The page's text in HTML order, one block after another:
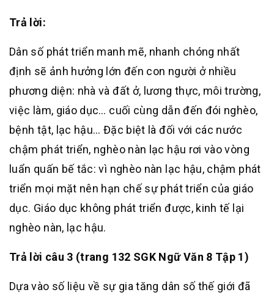
Trả lời:
Dân số phát triển manh mẽ, nhanh chóng nhất
định sẽ ảnh hưởng lớn đến con người ở nhiều
phương diện: nhà và đất ở, lương thực, môi trường,
việc làm, giáo dục… cuối cùng dẫn đến đói nghèo,
bệnh tật, lạc hậu… Đặc biệt là đối với các nước
chậm phát triển, nghèo nàn lạc hậu rơi vào vòng
luẩn quấn bế tắc: vì nghèo nàn lạc hậu, chậm phát
triển mọi mặt nên hạn chế sự phát triển của giáo
dục. Giáo dục không phát triển được, kinh tế lại
nghèo nàn, lạc hậu.
Trả lời câu 3 (trang 132 SGK Ngữ Văn 8 Tập 1)
Dựa vào số liệu về sự gia tăng dân số thế giới đã